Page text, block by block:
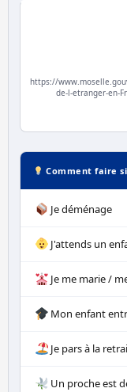
https://
de-l-etranger-en-
Comment faire
Je déménage
J'attends un
Je me marie /
Mon enfant
Je pars à la
Un proche est